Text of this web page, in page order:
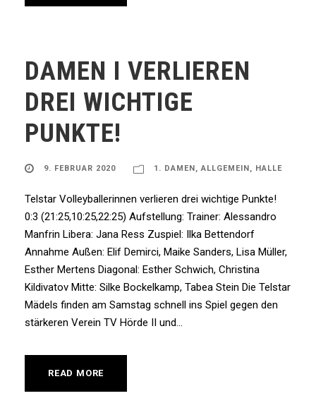
DAMEN I VERLIEREN
DREI WICHTIGE
PUNKTE!
9. FEBRUAR 2020 1. DAMEN, ALLGEMEIN, HALLE
Telstar Volleyballerinnen verlieren drei wichtige Punkte!
0:3 (21:25,10:25,22:25) Aufstellung: Trainer: Alessandro
Manfrin Libera: Jana Ress Zuspiel: Ilka Bettendorf
Annahme Außen: Elif Demirci, Maike Sanders, Lisa Müller,
Esther Mertens Diagonal: Esther Schwich, Christina
Kildivatov Mitte: Silke Bockelkamp, Tabea Stein Die Telstar
Mädels finden am Samstag schnell ins Spiel gegen den
stärkeren Verein TV Hörde II und...
READ MORE